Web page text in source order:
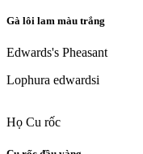
Gà lôi lam màu trắng
Edwards's Pheasant
Lophura edwardsi
Họ Cu rốc